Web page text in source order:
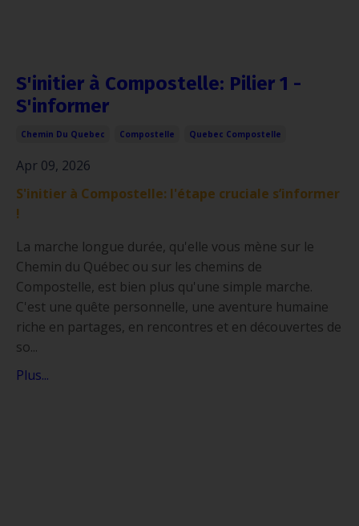
S'initier à Compostelle: Pilier 1 -
S'informer
Chemin Du Quebec Compostelle Quebec Compostelle
Apr 09, 2026
S'initier à Compostelle: l'étape cruciale s’informer
!
La marche longue durée, qu'elle vous mène sur le
Chemin du Québec ou sur les chemins de
Compostelle, est bien plus qu'une simple marche.
C'est une quête personnelle, une aventure humaine
riche en partages, en rencontres et en découvertes de
so...
Plus...